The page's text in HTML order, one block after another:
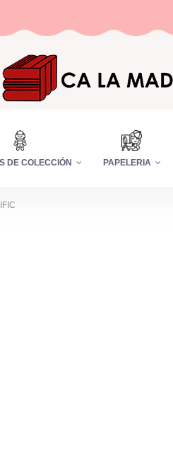
DE COLECCIÓN PAPELERIA